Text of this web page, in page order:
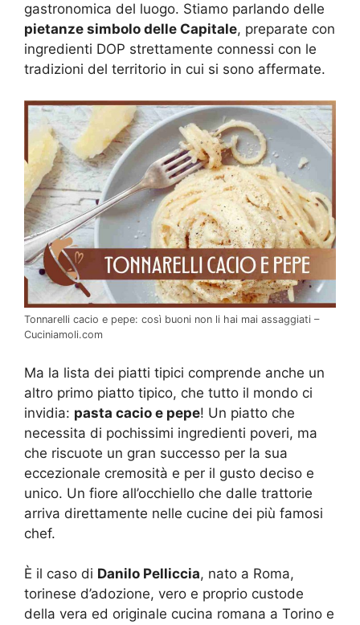
gastronomica del luogo. Stiamo parlando delle
pietanze simbolo delle Capitale, preparate con
ingredienti DOP strettamente connessi con le
tradizioni del territorio in cui si sono affermate.
Tonnarelli cacio e pepe: così buoni non li hai mai assaggiati –
Cuciniamoli.com
Ma la lista dei piatti tipici comprende anche un
altro primo piatto tipico, che tutto il mondo ci
invidia: pasta cacio e pepe! Un piatto che
necessita di pochissimi ingredienti poveri, ma
che riscuote un gran successo per la sua
eccezionale cremosità e per il gusto deciso e
unico. Un fiore all’occhiello che dalle trattorie
arriva direttamente nelle cucine dei più famosi
chef.
È il caso di Danilo Pelliccia, nato a Roma,
torinese d’adozione, vero e proprio custode
della vera ed originale cucina romana a Torino e